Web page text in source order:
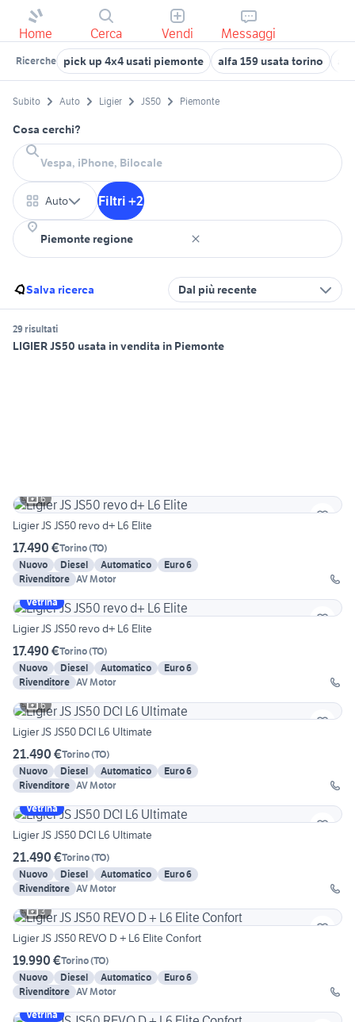
Home Cerca Vendi Messaggi
Ricerche pick up 4x4 usati piemonte alfa 159 usata torino
Subito Auto Ligier JS50 Piemonte
Cosa cerchi?
Auto Filtri +2
Salva ricerca Dal più recente
29 risultati
LIGIER JS50 usata in vendita in Piemonte
6
Ligier JS JS50 revo d+ L6 Elite
17.490 €Torino(TO)
Nuovo
Diesel Automatico
Euro 6
Rivenditore AV Motor
Vetrina
Ligier JS JS50 revo d+ L6 Elite
17.490 €Torino(TO)
Nuovo
Diesel Automatico
Euro 6
Rivenditore AV Motor
6
Ligier JS JS50 DCI L6 Ultimate
21.490 €Torino(TO)
Nuovo
Diesel Automatico
Euro 6
Rivenditore AV Motor
Vetrina
Ligier JS JS50 DCI L6 Ultimate
21.490 €Torino(TO)
Nuovo
Diesel Automatico
Euro 6
Rivenditore AV Motor
3
Ligier JS JS50 REVO D + L6 Elite Confort
19.990 €Torino(TO)
Nuovo
Diesel Automatico
Euro 6
Rivenditore AV Motor
Vetrina